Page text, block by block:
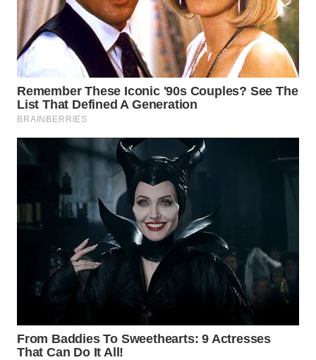
WN
MANDALIKA
WN
LIKUPANG
WN
LABUANBAJO
BORNEO
Wahana
WAHANA
WAHANA
TANI